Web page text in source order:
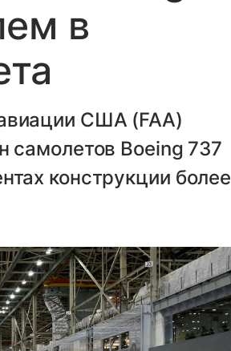
в
США (FAA)
самолетов Boeing 737
конструкции более